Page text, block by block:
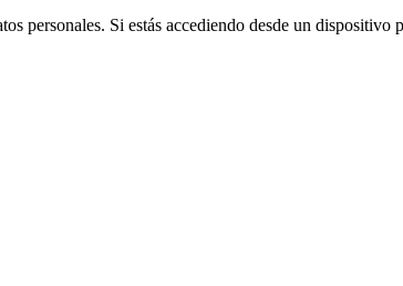
personales. Si estás accediendo desde un